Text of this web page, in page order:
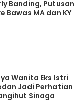
Banding, Putusan
Bawas MA dan KY
Wanita Eks Istri
Jadi Perhatian
Sinaga